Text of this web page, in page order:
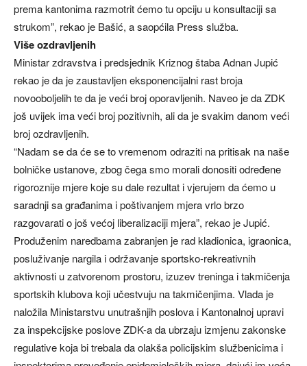
prema kantonima razmotrit ćemo tu opciju u konsultaciji sa
strukom”, rekao je Bašić, a saopćila Press služba.
Više ozdravljenih
Ministar zdravstva i predsjednik Kriznog štaba Adnan Jupić
rekao je da je zaustavljen eksponencijalni rast broja
novooboljelih te da je veći broj oporavljenih. Naveo je da ZDK
još uvijek ima veći broj pozitivnih, ali da je svakim danom veći
broj ozdravljenih.
“Nadam se da će se to vremenom odraziti na pritisak na naše
bolničke ustanove, zbog čega smo morali donositi određene
rigoroznije mjere koje su dale rezultat i vjerujem da ćemo u
saradnji sa građanima i poštivanjem mjera vrlo brzo
razgovarati o još većoj liberalizaciji mjera”, rekao je Jupić.
Produženim naredbama zabranjen je rad kladionica, igraonica,
posluživanje nargila i održavanje sportsko-rekreativnih
aktivnosti u zatvorenom prostoru, izuzev treninga i takmičenja
sportskih klubova koji učestvuju na takmičenjima. Vlada je
naložila Ministarstvu unutrašnjih poslova i Kantonalnoj upravi
za inspekcijske poslove ZDK-a da ubrzaju izmjenu zakonske
regulative koja bi trebala da olakša policijskim službenicima i